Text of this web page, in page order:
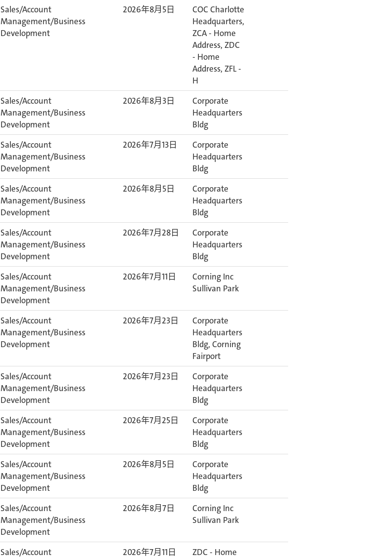
Sales/Account
Management/Business
Development
2026年8月5日
COC Charlotte
Headquarters,
ZCA - Home
Address, ZDC
- Home
Address, ZFL -
H
Sales/Account
Management/Business
Development
2026年8月3日
Corporate
Headquarters
Bldg
Sales/Account
Management/Business
Development
2026年7月13日
Corporate
Headquarters
Bldg
Sales/Account
Management/Business
Development
2026年8月5日
Corporate
Headquarters
Bldg
Sales/Account
Management/Business
Development
2026年7月28日
Corporate
Headquarters
Bldg
Sales/Account
Management/Business
Development
2026年7月11日
Corning Inc
Sullivan Park
Sales/Account
Management/Business
Development
2026年7月23日
Corporate
Headquarters
Bldg, Corning
Fairport
Sales/Account
Management/Business
Development
2026年7月23日
Corporate
Headquarters
Bldg
Sales/Account
Management/Business
Development
2026年7月25日
Corporate
Headquarters
Bldg
Sales/Account
Management/Business
Development
2026年8月5日
Corporate
Headquarters
Bldg
Sales/Account
Management/Business
Development
2026年8月7日
Corning Inc
Sullivan Park
Sales/Account
2026年7月11日
ZDC - Home